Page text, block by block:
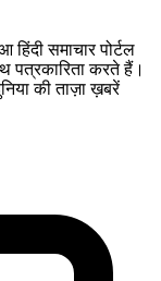
समाचार पोर्टल
पत्रकारिता करते हैं।
की ताज़ा ख़बरें